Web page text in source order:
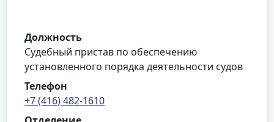
Должность
Судебный пристав по обеспечению
установленного порядка деятельности судов
Телефон
+7 (416) 482-1610